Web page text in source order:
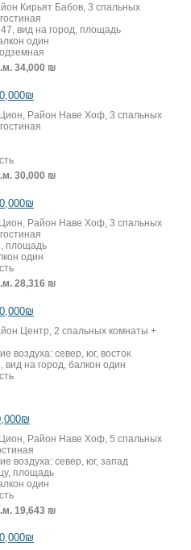
Кирьят Бабов, 3 спальных
вид на город, площадь
один
34,000 ₪
Район Наве Хоф, 3 спальных
30,000 ₪
Район Наве Хоф, 3 спальных
площадь
один
28,316 ₪
Центр, 2 спальных комнаты +
воздуха: север, юг, восток
вид на город, балкон один
Район Наве Хоф, 5 спальных
воздуха: север, юг, запад
площадь
один
19,643 ₪